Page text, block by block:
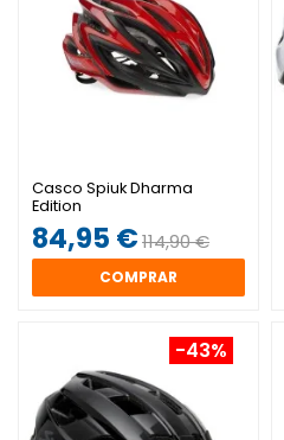
Casco Spiuk Dharma
Edition
84,95 €114,90 €
COMPRAR
-43%